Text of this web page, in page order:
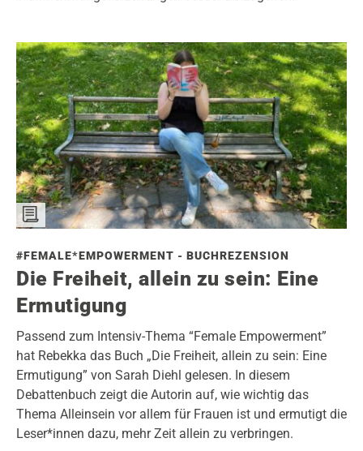
#FEMALE*EMPOWERMENT - BUCHREZENSION
Die Freiheit, allein zu sein: Eine
Ermutigung
Passend zum Intensiv-Thema “Female Empowerment”
hat Rebekka das Buch „Die Freiheit, allein zu sein: Eine
Ermutigung” von Sarah Diehl gelesen. In diesem
Debattenbuch zeigt die Autorin auf, wie wichtig das
Thema Alleinsein vor allem für Frauen ist und ermutigt die
Leser*innen dazu, mehr Zeit allein zu verbringen.